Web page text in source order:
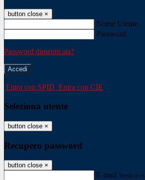
button close ×
Nome Utente
Password
Password dimenticata?
-
Entra con SPID Entra con CIE
Seleziona utente
button close ×
Recupero password
button close ×
E-mail Verrà